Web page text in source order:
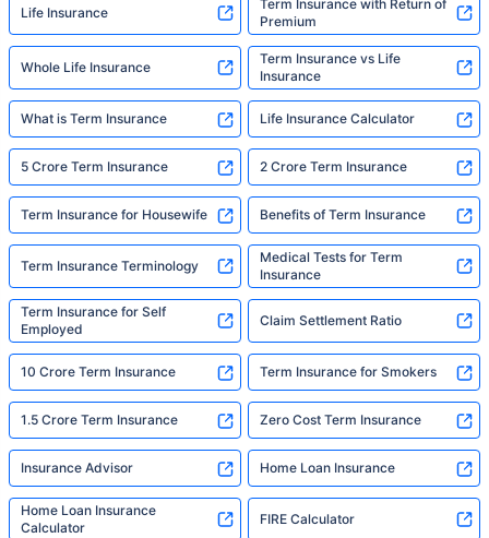
Life Insurance
Term Insurance with Return of
Premium
Whole Life Insurance
Term Insurance vs Life
Insurance
What is Term Insurance Life Insurance Calculator
5 Crore Term Insurance 2 Crore Term Insurance
Term Insurance for Housewife Benefits of Term Insurance
Term Insurance Terminology
Medical Tests for Term
Insurance
Term Insurance for Self
Employed
Claim Settlement Ratio
10 Crore Term Insurance Term Insurance for Smokers
1.5 Crore Term Insurance Zero Cost Term Insurance
Insurance Advisor Home Loan Insurance
Home Loan Insurance
Calculator
FIRE Calculator